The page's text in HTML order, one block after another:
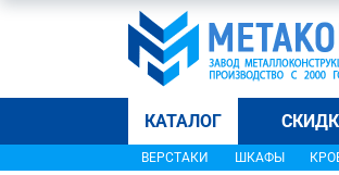
КАТАЛОГ
ВЕРСТАКИ ШКАФЫ